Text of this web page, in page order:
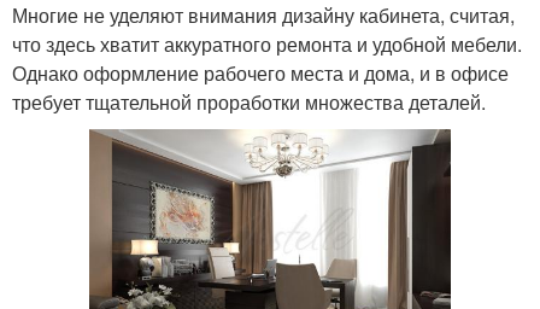
Многие не уделяют внимания дизайну кабинета, считая,
что здесь хватит аккуратного ремонта и удобной мебели.
Однако оформление рабочего места и дома, и в офисе
требует тщательной проработки множества деталей.